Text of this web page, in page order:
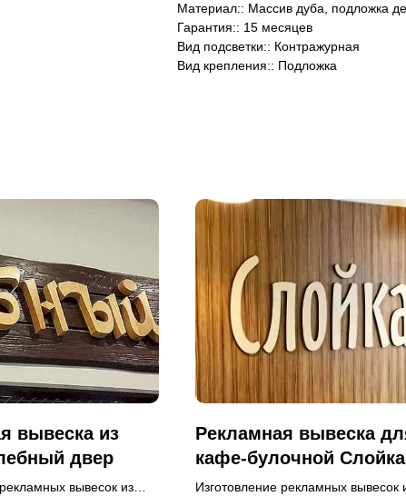
Материал:: Массив дуба, подложка
Гарантия:: 15 месяцев
Вид подсветки:: Контражурная
Вид крепления:: Подложка
вывеска из
двер
вывесок из
Рекламная вывеска
кафе-булочной Слойка
Изготовление рекламных вывесок